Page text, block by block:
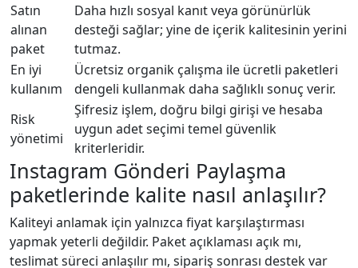
Satın
alınan
paket
Daha hızlı sosyal kanıt veya görünürlük
desteği sağlar; yine de içerik kalitesinin yerini
tutmaz.
En iyi
kullanım
Ücretsiz organik çalışma ile ücretli paketleri
dengeli kullanmak daha sağlıklı sonuç verir.
Risk
yönetimi
Şifresiz işlem, doğru bilgi girişi ve hesaba
uygun adet seçimi temel güvenlik
kriterleridir.
Instagram Gönderi Paylaşma
paketlerinde kalite nasıl anlaşılır?
Kaliteyi anlamak için yalnızca fiyat karşılaştırması
yapmak yeterli değildir. Paket açıklaması açık mı,
teslimat süreci anlaşılır mı, sipariş sonrası destek var